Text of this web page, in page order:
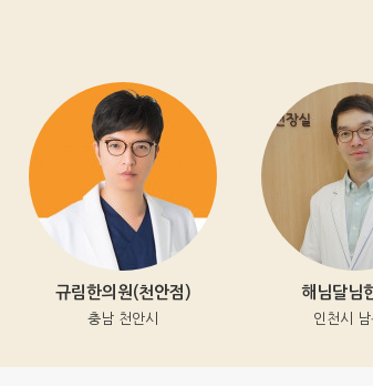
규림한의원(천안점)
충남 천안시
해님달님한의원
인천시 남동구